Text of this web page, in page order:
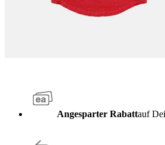
Angesparter Rabattauf